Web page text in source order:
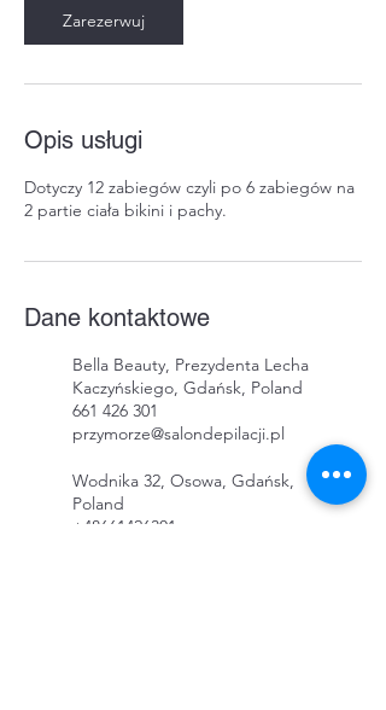
Zarezerwuj
Opis usługi
Dotyczy 12 zabiegów czyli po 6 zabiegów na
2 partie ciała bikini i pachy.
Dane kontaktowe
Bella Beauty, Prezydenta Lecha
Kaczyńskiego, Gdańsk, Poland
661 426 301
przymorze@salondepilacji.pl
Wodnika 32, Osowa, Gdańsk,
Poland
+48661426301